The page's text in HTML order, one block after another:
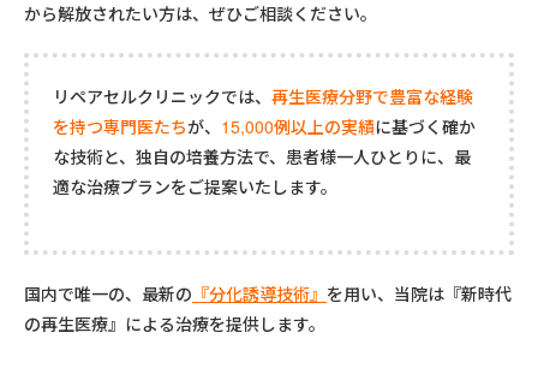
から解放されたい方は、ぜひご相談ください。
リペアセルクリニックでは、 再生医療分野で豊富な経験
を持つ専門医たちが、 15,000例以上の実績に基づく確か
な技術と、独自の培養方法で、患者様一人ひとりに、最
適な治療プランをご提案いたします。
国内で唯一の、最新の 『分化誘導技術』 を用い、当院は『新時代
の再生医療』による治療を提供します。